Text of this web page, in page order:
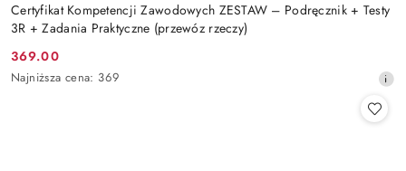
Certyfikat Kompetencji Zawodowych ZESTAW – Podręcznik + Testy
3R + Zadania Praktyczne (przewóz rzeczy)
Cena
promocyjna:
369.00
Najniższa
Najniższa cena: 369